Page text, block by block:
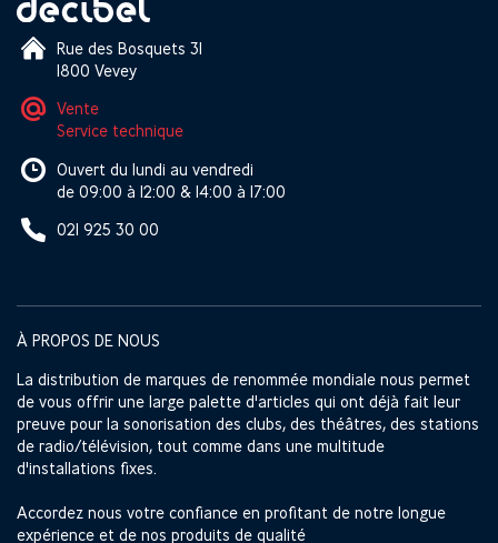
Rue des Bosquets 31
1800 Vevey
Vente
Service technique
Ouvert du lundi au vendredi
de 09:00 à 12:00 & 14:00 à 17:00
021 925 30 00
À PROPOS DE NOUS
La distribution de marques de renommée mondiale nous permet
de vous offrir une large palette d'articles qui ont déjà fait leur
preuve pour la sonorisation des clubs, des théâtres, des stations
de radio/télévision, tout comme dans une multitude
d'installations fixes.
Accordez nous votre confiance en profitant de notre longue
expérience et de nos produits de qualité